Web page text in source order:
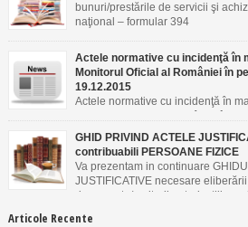
bunuri/prestările de servicii şi
naţional – formular 394
Actele normative cu incidenţă în
Monitorul Oficial al României în
19.12.2015
Actele normative cu incidenţă în
GHID PRIVIND ACTELE
contribuabili PERSOANE FIZICE
Va prezentam in continuare
JUSTIFICATIVE necesare
documente/emiterii autorizaţiilor
Articole Recente